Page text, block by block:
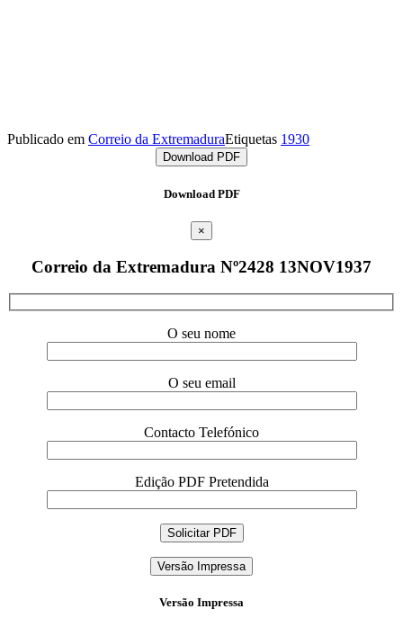
Publicado em Correio da ExtremaduraEtiquetas 1930
Download PDF
Download PDF
×
Correio da Extremadura Nº2428 13NOV1937
O seu nome
O seu email
Contacto Telefónico
Edição PDF Pretendida
Versão Impressa
Versão Impressa